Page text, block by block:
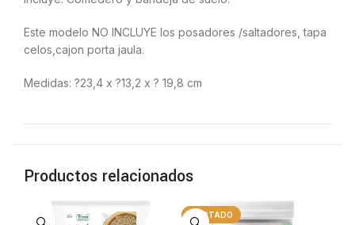
Este modelo NO INCLUYE los posadores /saltadores, tapa
celos,cajon porta jaula.
Medidas: ?23,4 x ?13,2 x ? 19,8 cm
Productos relacionados
AGOTADO